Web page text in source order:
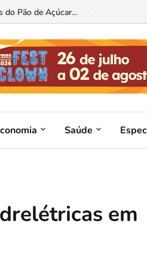
da liderança de Cristiano Araújo
Saúde
em